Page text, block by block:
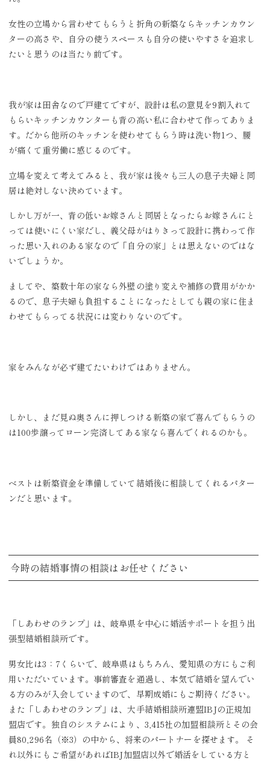
女性の立場から言わせてもらうと折角の新築ならキッチンカウン
ターの高さや、自分の使うスペースも自分の使いやすさを追求し
たいと思うのは当たり前です。
我が家は田舎なので戸建てですが、設計は私の意見を9割入れて
もらいキッチンカウンターも背の高い私に合わせて作ってありま
す。だから他所のキッチンを使わせてもらう時は洗い物1つ、腰
が痛くて重労働に感じるのです。
立場を変えて考えてみると、我が家は後々も三人の息子夫婦と同
居は絶対しない決めています。
しかし万が一、背の低いお嫁さんと同居となったらお嫁さんにと
っては使いにくい家だし、義父母がはりきって設計に携わって作
った思い入れのある家なので「自分の家」とは思えないのではな
いでしょうか。
ましてや、築数十年の家なら外壁の塗り変えや補修の費用がかか
るので、息子夫婦も負担することになったとしても親の家に住ま
わせてもらってる状況には変わりないのです。
家をみんなが必ず建てたいわけではありません。
しかし、まだ見ぬ奥さんに押しつける新築の家で喜んでもらうの
は100歩譲ってローン完済してある家なら喜んでくれるのかも。
ベストは新築資金を準備していて結婚後に相談してくれるパター
ンだと思います。
今時の結婚事情の相談はお任せください
「しあわせのランプ」は、 岐阜県を中心に婚活サポートを担う出
張型結婚相談所です。
男女比は3：7くらいで、岐阜県はもちろん、 愛知県の方にもご利
用いただいています。事前審査を通過し、 本気で結婚を望んでい
る方のみが入会していますので、 早期成婚にもご期待ください。
また「しあわせのランプ」は、大手結婚相談所連盟IBJの正規加
盟店です。 独自のシステムにより、3, 415社の加盟相談所とその会
員80,296名（※3） の中から、将来のパートナーを探せます。 そ
れ以外にもご希望があればIBJ加盟店以外で婚活をしている方 と